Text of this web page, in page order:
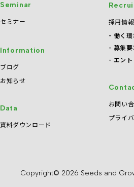
Seminar
セミナー
Information
ブログ
お知らせ
Data
資料ダウンロード
採用情報
働く
募集
エント
お問い
プライ
Copyright© 2026 Seeds and